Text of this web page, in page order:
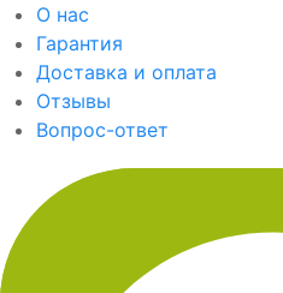
О нас
Гарантия
Доставка и оплата
Отзывы
Вопрос-ответ